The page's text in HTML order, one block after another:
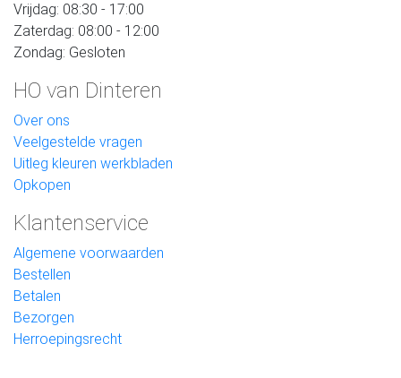
Vrijdag: 08:30 - 17:00
Zaterdag: 08:00 - 12:00
Zondag: Gesloten
HO van Dinteren
Over ons
Veelgestelde vragen
Uitleg kleuren werkbladen
Opkopen
Klantenservice
Algemene voorwaarden
Bestellen
Betalen
Bezorgen
Herroepingsrecht